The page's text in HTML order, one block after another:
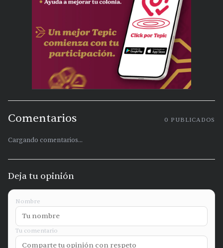
Comentarios 0 PUBLICADOS
Cargando comentarios...
Deja tu opinión
Nombre
Tu comentario